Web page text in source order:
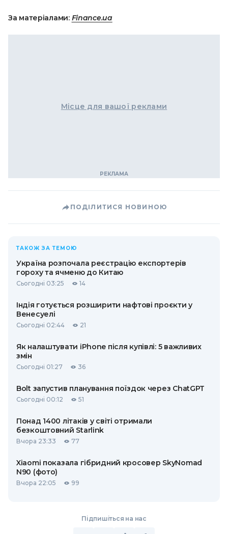
За матеріалами: Finance.ua
Місце для вашої реклами
ПОДІЛИТИСЯ НОВИНОЮ
ТАКОЖ ЗА ТЕМОЮ
Україна розпочала реєстрацію експортерів
гороху та ячменю до Китаю
Сьогодні 03:25 14
Індія готується розширити нафтові проєкти у
Венесуелі
Сьогодні 02:44 21
Як налаштувати iPhone після купівлі: 5 важливих
змін
Сьогодні 01:27 36
Bolt запустив планування поїздок через ChatGPT
Сьогодні 00:12 51
Понад 1400 літаків у світі отримали
безкоштовний Starlink
Вчора 23:33 77
Xiaomi показала гібридний кросовер SkyNomad
N90 (фото)
Вчора 22:05 99
Підпишіться на нас